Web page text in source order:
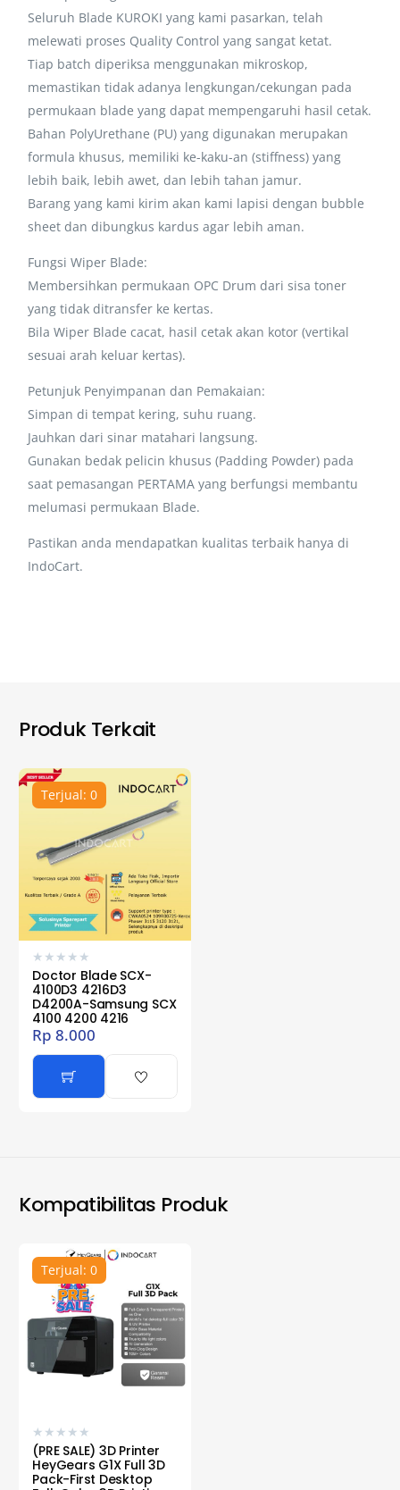
Seluruh Blade KUROKI yang kami pasarkan, telah
melewati proses Quality Control yang sangat ketat.
Tiap batch diperiksa menggunakan mikroskop,
memastikan tidak adanya lengkungan/cekungan pada
permukaan blade yang dapat mempengaruhi hasil cetak.
Bahan PolyUrethane (PU) yang digunakan merupakan
formula khusus, memiliki ke-kaku-an (stiffness) yang
lebih baik, lebih awet, dan lebih tahan jamur.
Barang yang kami kirim akan kami lapisi dengan bubble
sheet dan dibungkus kardus agar lebih aman.
Fungsi Wiper Blade:
Membersihkan permukaan OPC Drum dari sisa toner
yang tidak ditransfer ke kertas.
Bila Wiper Blade cacat, hasil cetak akan kotor (vertikal
sesuai arah keluar kertas).
Petunjuk Penyimpanan dan Pemakaian:
Simpan di tempat kering, suhu ruang.
Jauhkan dari sinar matahari langsung.
Gunakan bedak pelicin khusus (Padding Powder) pada
saat pemasangan PERTAMA yang berfungsi membantu
melumasi permukaan Blade.
Pastikan anda mendapatkan kualitas terbaik hanya di
IndoCart.
Produk Terkait
Terjual: 0
★ ★ ★ ★ ★
Doctor Blade SCX-
4100D3 4216D3
D4200A-Samsung SCX
4100 4200 4216
Rp 8.000
Kompatibilitas Produk
Terjual: 0
★ ★ ★ ★ ★
(PRE SALE) 3D Printer
HeyGears G1X Full 3D
Pack-First Desktop